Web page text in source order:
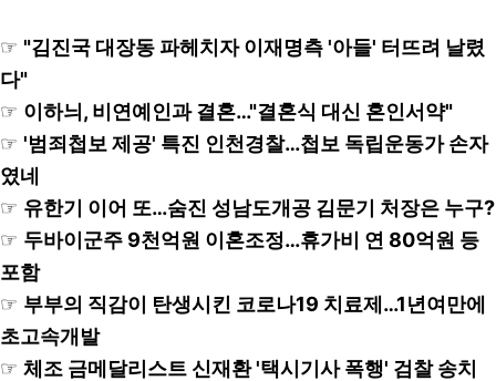
☞ "김진국 대장동 파헤치자 이재명측 '아들' 터뜨려 날렸
다"
☞ 이하늬, 비연예인과 결혼…"결혼식 대신 혼인서약"
☞ '범죄첩보 제공' 특진 인천경찰…첩보 독립운동가 손자
였네
☞ 유한기 이어 또…숨진 성남도개공 김문기 처장은 누구?
☞ 두바이군주 9천억원 이혼조정…휴가비 연 80억원 등
포함
☞ 부부의 직감이 탄생시킨 코로나19 치료제…1년여만에
초고속개발
☞ 체조 금메달리스트 신재환 '택시기사 폭행' 검찰 송치